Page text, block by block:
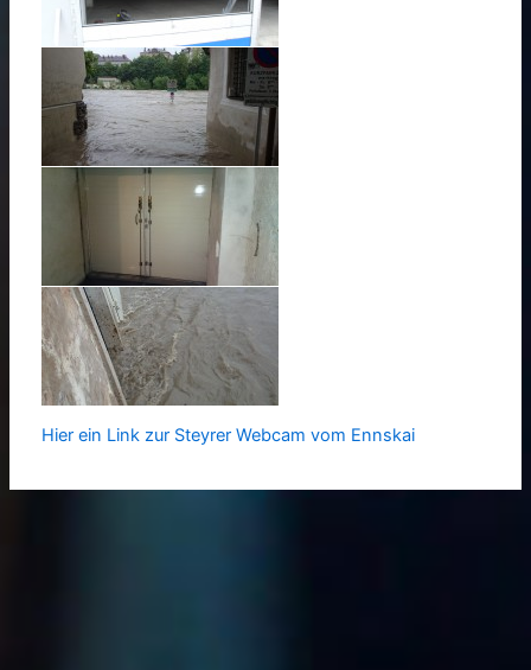
Hier ein Link zur Steyrer Webcam vom Ennskai